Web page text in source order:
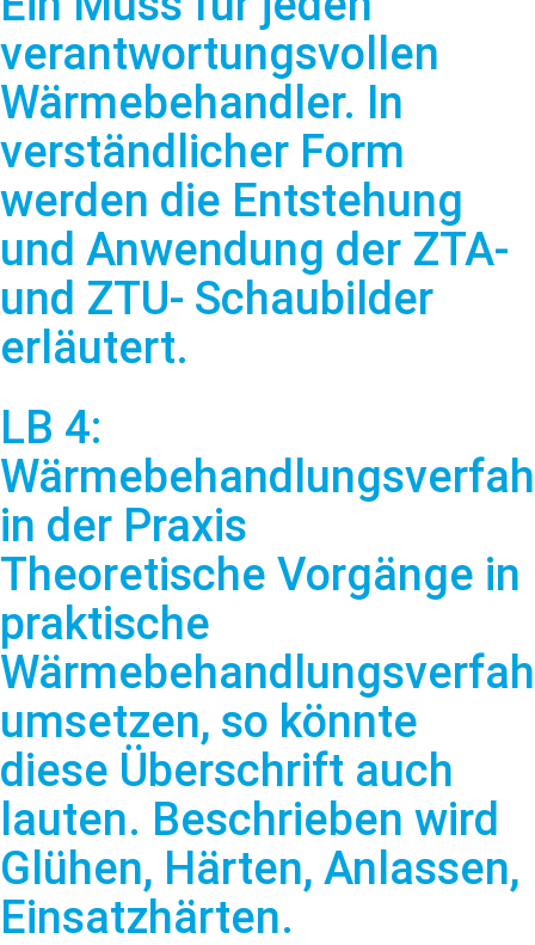
verantwortungsvollen
Wärmebehandler. In
verständlicher Form
werden die Entstehung
und Anwendung der ZTA-
und ZTU- Schaubilder
erläutert.
LB 4:
in der Praxis
Theoretische Vorgänge in
praktische
umsetzen, so könnte
diese Überschrift auch
lauten. Beschrieben wird
Glühen, Härten, Anlassen,
Einsatzhärten.